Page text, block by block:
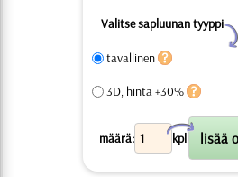
Valitse sapluunan tyyppi
Y
tavallinen
3D, hinta +30%
määrä: kpl.
X